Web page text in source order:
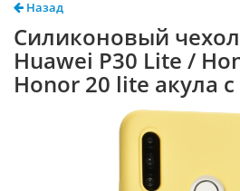
Назад
Силиконовый
Huawei P30 Lite /
Honor 20 lite акула